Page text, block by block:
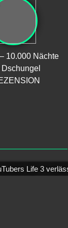
10.000 Nächte
Dschungel
Life 3